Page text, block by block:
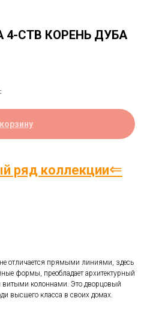
СТВ КОРЕНЬ ДУБА
ряд коллекции⇐
отличается прямыми линиями, здесь
формы, преобладает архитектурный
колоннами. Это дворцовый
высшего класса в своих домах.